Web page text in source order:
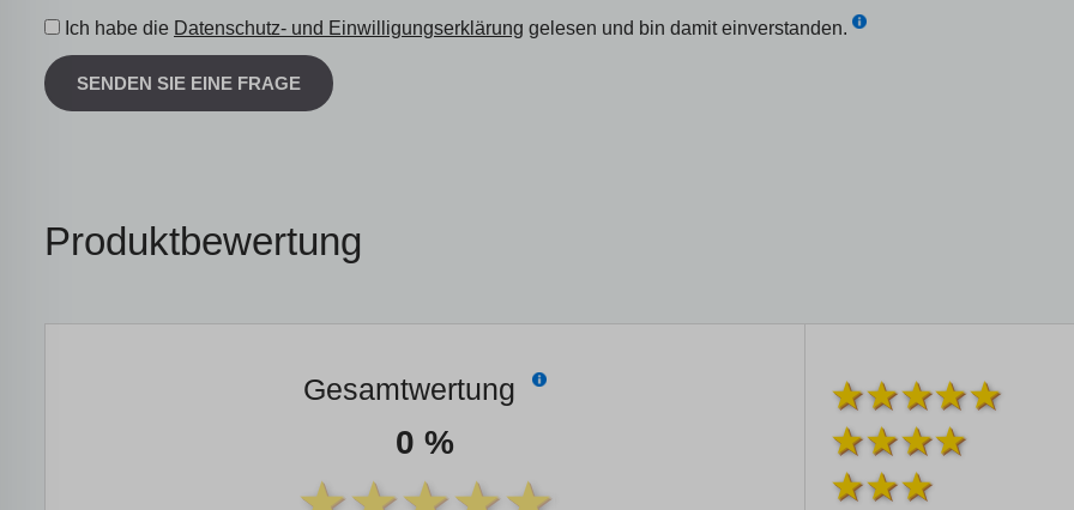
Ich habe die Datenschutz- und Einwilligungserklärung gelesen und bin damit einverstanden.
SENDEN SIE EINE FRAGE
Produktbewertung
Gesamtwertung
0 %